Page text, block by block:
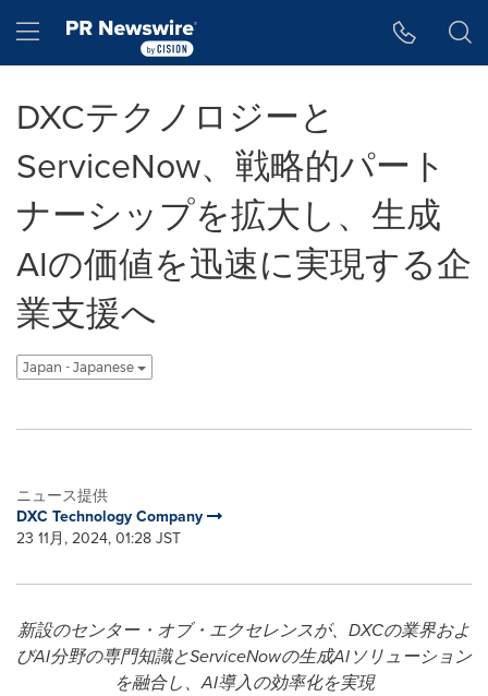
Hamburger menu
DXCテクノロジーと
ServiceNow、戦略的パート
ナーシップを拡大し、生成
AIの価値を迅速に実現する企
業支援へ
Japan - Japanese
ニュース提供
DXC Technology Company
23 11月, 2024, 01:28 JST
新設のセンター・オブ・エクセレンスが、 DXCの業界およ
びAI分野の専門知識とServiceNowの生成AIソリューション
を融合し、AI導入の効率化を実現